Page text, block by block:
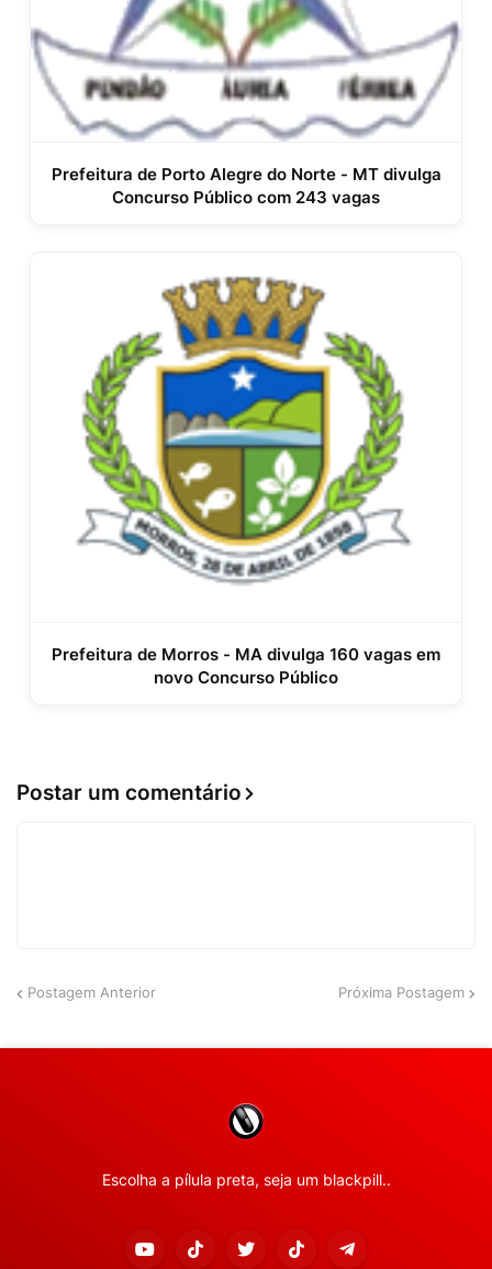
Prefeitura de Porto Alegre do Norte - MT divulga
Concurso Público com 243 vagas
Prefeitura de Morros - MA divulga 160 vagas em
novo Concurso Público
Postar um comentário
Postagem Anterior Próxima Postagem
Escolha a pílula preta, seja um blackpill..